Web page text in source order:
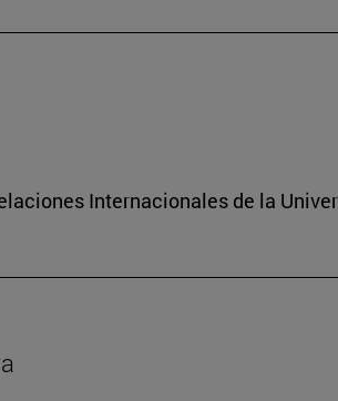
Internacionales de la